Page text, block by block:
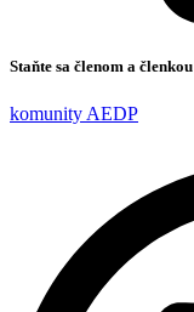
Staňte sa členom a členkou
komunity AEDP